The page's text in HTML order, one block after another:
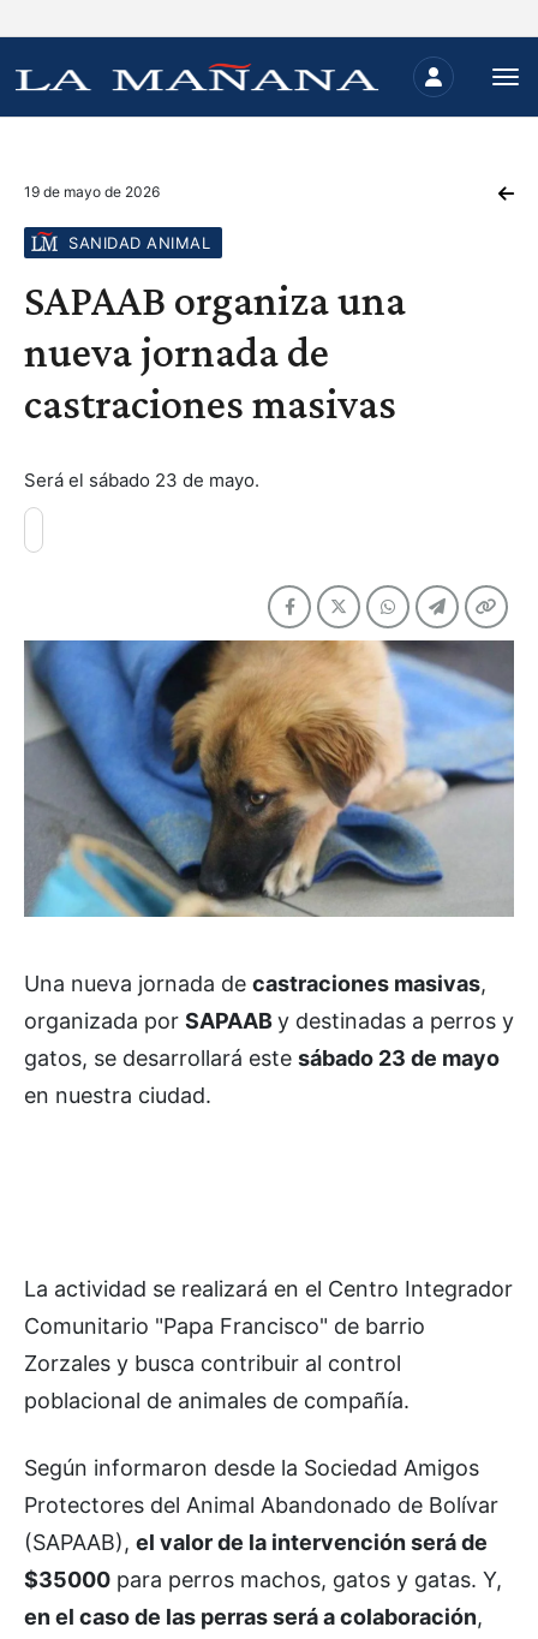
19 de mayo de 2026
SANIDAD ANIMAL
SAPAAB organiza una
nueva jornada de
castraciones masivas
Será el sábado 23 de mayo.
Una nueva jornada de castraciones masivas,
organizada por SAPAABy destinadas a perros y
gatos, se desarrollará este sábado 23 de mayo
en nuestra ciudad.
La actividad se realizará en el Centro Integrador
Comunitario "Papa Francisco" de barrio
Zorzales y busca contribuir al control
poblacional de animales de compañía.
Según informaron desde la Sociedad Amigos
Protectores del Animal Abandonado de Bolívar
(SAPAAB), el valor de la intervención será de
$35000 para perros machos, gatos y gatas. Y,
en el caso de las perras será a colaboración,